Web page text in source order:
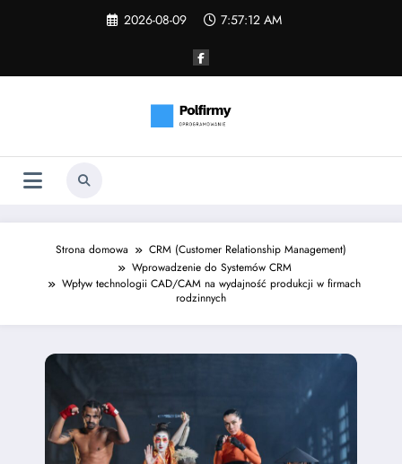
2026-08-09 7:57:13 AM
Strona domowa
CRM (Customer Relationship Management)
Wprowadzenie do Systemów CRM
Wpływ technologii CAD/CAM na wydajność produkcji w firmach
rodzinnych